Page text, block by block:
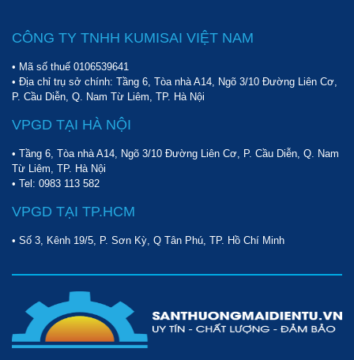
CÔNG TY TNHH KUMISAI VIỆT NAM
• Mã số thuế 0106539641
• Địa chỉ trụ sở chính: Tầng 6, Tòa nhà A14, Ngõ 3/10 Đường Liên Cơ,
P. Cầu Diễn, Q. Nam Từ Liêm, TP. Hà Nội
VPGD TẠI HÀ NỘI
• Tầng 6, Tòa nhà A14, Ngõ 3/10 Đường Liên Cơ, P. Cầu Diễn, Q. Nam
Từ Liêm, TP. Hà Nội
• Tel: 0983 113 582
VPGD TẠI TP.HCM
• Số 3, Kênh 19/5, P. Sơn Kỳ, Q Tân Phú, TP. Hồ Chí Minh